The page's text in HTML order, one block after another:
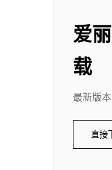
爱
载
最新版
直接